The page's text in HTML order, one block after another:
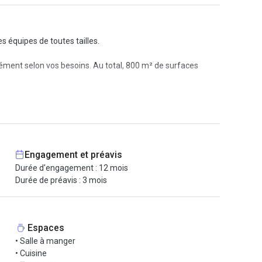
équipes de toutes tailles.
selon vos besoins. Au total, 800 m² de surfaces
chacun, une salle de réunion pour 8 personnes ainsi
de ménage quotidien ainsi que la présence d’un
de votre entreprise.
Engagement et préavis
Durée d'engagement : 12 mois
Durée de préavis : 3 mois
Espaces
• Salle à manger
• Cuisine